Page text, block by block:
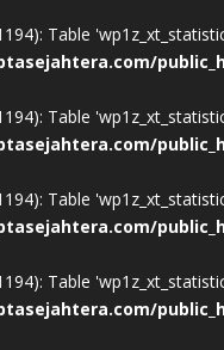
Table
Table
Table
Table